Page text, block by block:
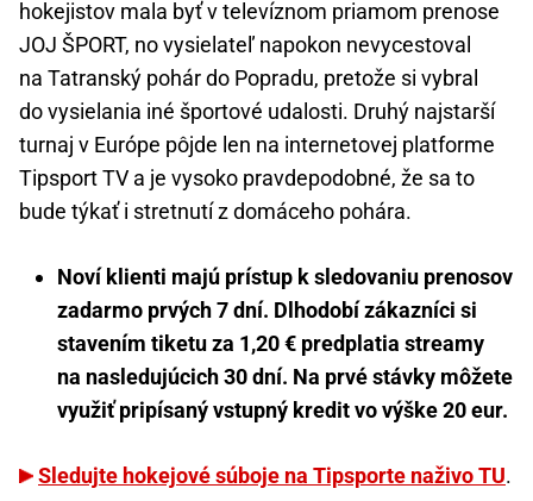
hokejistov mala byť v televíznom priamom prenose
JOJ ŠPORT, no vysielateľ napokon nevycestoval
na Tatranský pohár do Popradu, pretože si vybral
do vysielania iné športové udalosti. Druhý najstarší
turnaj v Európe pôjde len na internetovej platforme
Tipsport TV a je vysoko pravdepodobné, že sa to
bude týkať i stretnutí z domáceho pohára.
Noví klienti majú prístup k sledovaniu prenosov
zadarmo prvých 7 dní. Dlhodobí zákazníci si
stavením tiketu za 1,20 € predplatia streamy
na nasledujúcich 30 dní. Na prvé stávky môžete
využiť pripísaný vstupný kredit vo výške 20 eur.
Sledujte hokejové súboje na Tipsporte naživo TU.